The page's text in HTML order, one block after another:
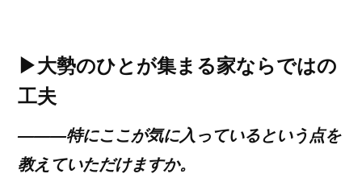
▶大勢のひとが集まる家ならではの
工夫
―――特にここが気に入っているという点を
教えていただけますか。